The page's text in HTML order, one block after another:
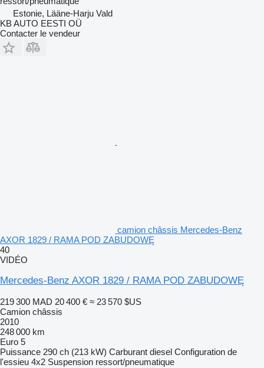
Estonie, Lääne-Harju Vald
KB AUTO EESTI OÜ
Contacter le vendeur
camion châssis Mercedes-Benz
AXOR 1829 / RAMA POD ZABUDOWĘ
40
VIDÉO
Mercedes-Benz AXOR 1829 / RAMA POD ZABUDOWĘ
219 300 MAD 20 400 € ≈ 23 570 $US
Camion châssis
2010
248 000 km
Euro 5
Puissance 290 ch (213 kW) Carburant diesel Configuration de
l'essieu 4x2 Suspension ressort/pneumatique